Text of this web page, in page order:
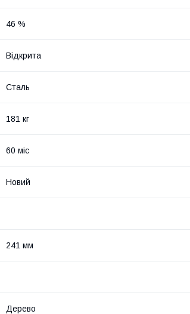
46 %
Відкрита
Сталь
181 кг
60 міс
Новий
241 мм
Дерево